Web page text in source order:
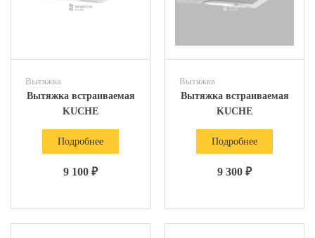
Вытяжка
Вытяжка встраиваемая
KUCHE
Подробнее
9 100 ₽
Вытяжка
Вытяжка встраиваемая
KUCHE
Подробнее
9 300 ₽